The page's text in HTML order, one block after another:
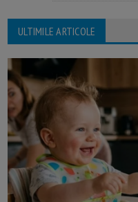
ULTIMILE ARTICOLE